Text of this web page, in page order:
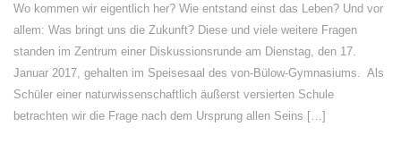
Wo kommen wir eigentlich her? Wie entstand einst das Leben? Und vor
allem: Was bringt uns die Zukunft? Diese und viele weitere Fragen
standen im Zentrum einer Diskussionsrunde am Dienstag, den 17.
Januar 2017, gehalten im Speisesaal des von-Bülow-Gymnasiums. Als
Schüler einer naturwissenschaftlich äußerst versierten Schule
betrachten wir die Frage nach dem Ursprung allen Seins […]